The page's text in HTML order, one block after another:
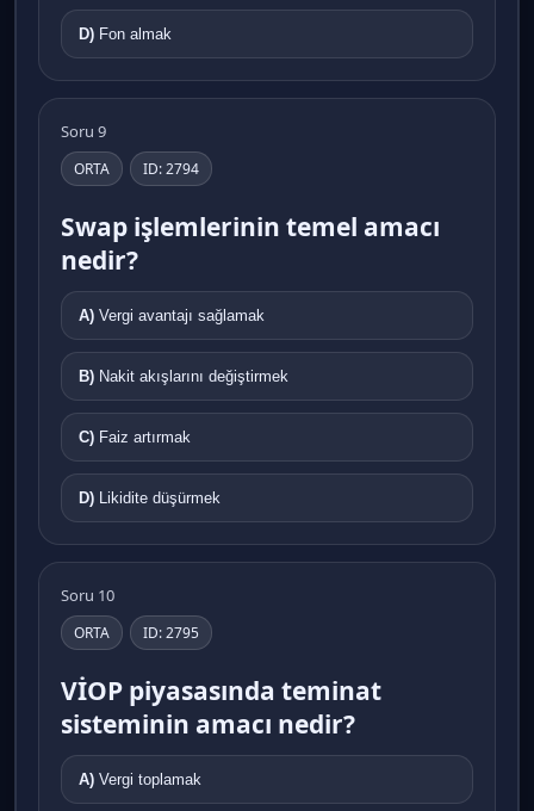
D) Fon almak
Soru 9
ORTA ID: 2794
Swap işlemlerinin temel amacı
nedir?
A) Vergi avantajı sağlamak
B) Nakit akışlarını değiştirmek
C) Faiz artırmak
D) Likidite düşürmek
Soru 10
ORTA ID: 2795
VİOP piyasasında teminat
sisteminin amacı nedir?
A) Vergi toplamak